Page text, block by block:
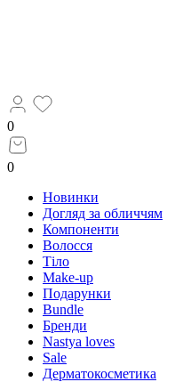
0
0
Новинки
Догляд за обличчям
Компоненти
Волосся
Тіло
Make-up
Подарунки
Bundle
Бренди
Nastya loves
Sale
Дерматокосметика